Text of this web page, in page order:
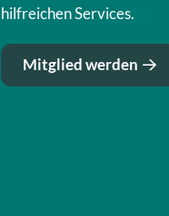
hilfreichen Services.
Mitglied werden